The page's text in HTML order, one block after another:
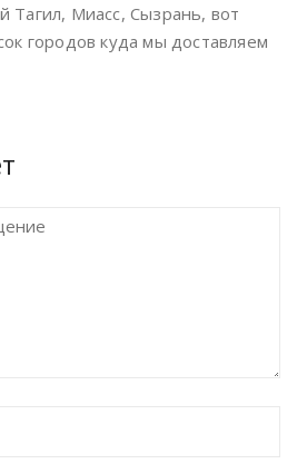
Тагил, Миасс, Сызрань, вот
городов куда мы доставляем